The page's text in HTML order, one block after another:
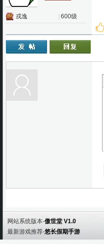
戎逸 600级
网站系统版本-傲世堂 V1.0
最新游戏推荐-悠长假期手游